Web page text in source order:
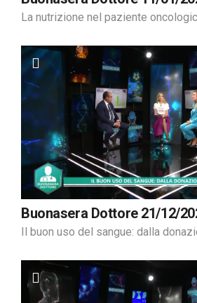
La nutrizione nel paziente
Buonasera Dottore 21/12/
Il buon uso del sangue: dalla